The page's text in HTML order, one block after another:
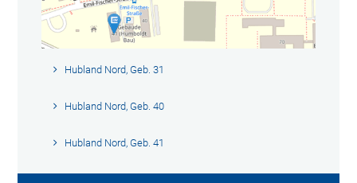
Hubland Nord, Geb. 31
Hubland Nord, Geb. 40
Hubland Nord, Geb. 41